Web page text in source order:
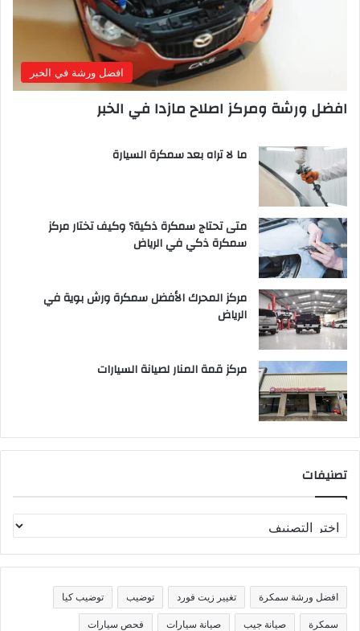
افضل ورشة في الخبر
افضل ورشة ومركز اصلاح مازدا في الخبر
ما لا تراه بعد سمكرة السيارة
متى تحتاج سمكرة ذكية؟ وكيف تختار مركز
سمكرة ذكي في الرياض
مركز المحرك الأفضل سمكرة ورش بوية في
الرياض
مركز قمة المنار لصيانة السيارات
تصنيفات
ص
ن
ف
ا
افضل ورشة سمكرة تغيير زيت فورد توضيب توضيب كيا
سمكرة صيانة جيب صيانة سيارات فحص سيارات